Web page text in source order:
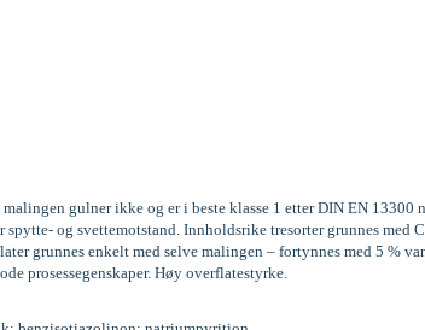
gulner ikke og er i beste klasse 1 etter DIN EN 13300
og svettemotstand. Innholdsrike tresorter grunnes med
grunnes enkelt med selve malingen – fortynnes med 5 %
prosessegenskaper. Høy overflatestyrke.